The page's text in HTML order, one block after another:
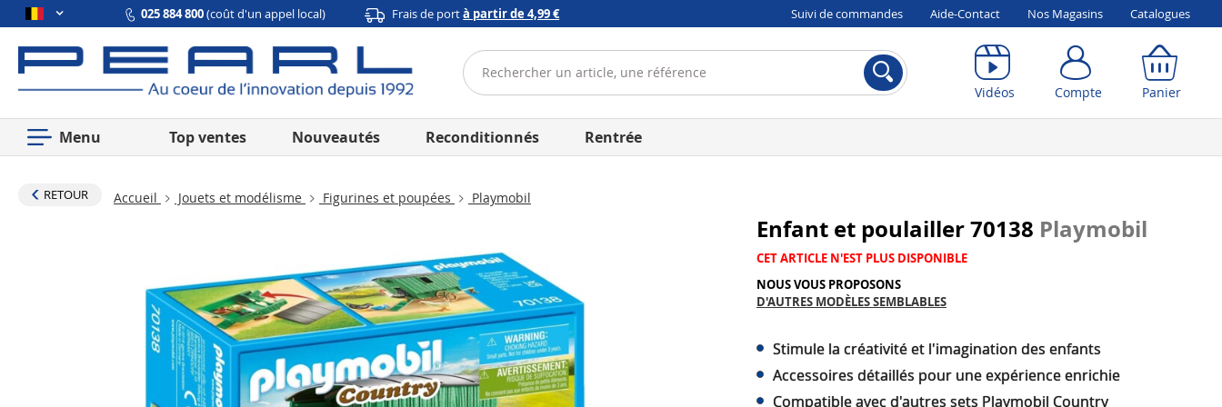
025 884 800(coût d'un appel local) Frais de portà partir de 4,99 € Suivi de commandes Aide-Contact Nos Magasins Catalogues
Vidéos Compte Panier
Menu Top ventes Nouveautés Reconditionnés Rentrée
RETOUR Accueil Jouets et modélisme Figurines et poupées Playmobil
Enfant et poulailler 70138 Playmobil
CET ARTICLE N'EST PLUS DISPONIBLE
NOUS VOUS PROPOSONS
D'AUTRES MODÈLES SEMBLABLES
Stimule la créativité et l'imagination des enfants
Accessoires détaillés pour une expérience enrichie
Compatible avec d'autres sets Playmobil Country
Compte Panier